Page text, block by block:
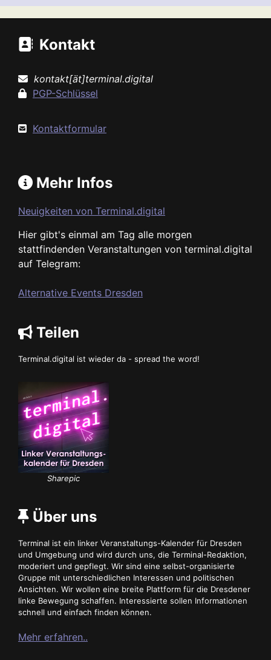
Kontakt
kontakt[ät]terminal.digital
PGP-Schlüssel
Kontaktformular
Mehr Infos
Neuigkeiten von Terminal.digital
Hier gibt's einmal am Tag alle morgen
stattfindenden Veranstaltungen von terminal.digital
auf Telegram:
Alternative Events Dresden
Teilen
Terminal.digital ist wieder da - spread the word!
Sharepic
Über uns
Terminal ist ein linker Veranstaltungs-Kalender für Dresden
und Umgebung und wird durch uns, die Terminal-Redaktion,
moderiert und gepflegt. Wir sind eine selbst-organisierte
Gruppe mit unterschiedlichen Interessen und politischen
Ansichten. Wir wollen eine breite Plattform für die Dresdener
linke Bewegung schaffen. Interessierte sollen Informationen
schnell und einfach finden können.
Mehr erfahren..